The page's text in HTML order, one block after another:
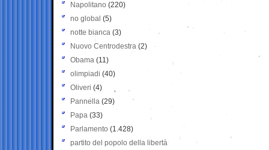
Napolitano (220)
no global (5)
notte bianca (3)
Nuovo Centrodestra (2)
Obama (11)
olimpiadi (40)
Oliveri (4)
Pannella (29)
Papa (33)
Parlamento (1.428)
partito del popolo della libertà